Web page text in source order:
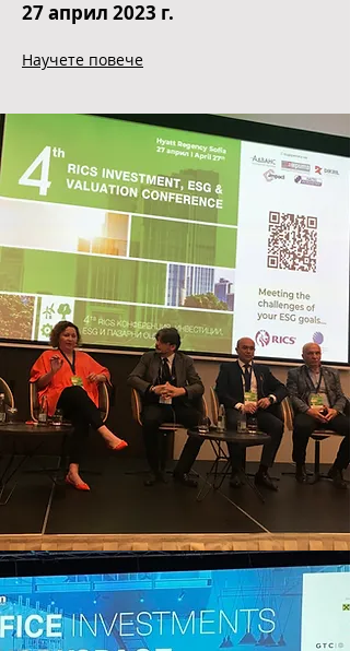
бе поканена да вземе участие в
27април 2023 г.
Научете повече